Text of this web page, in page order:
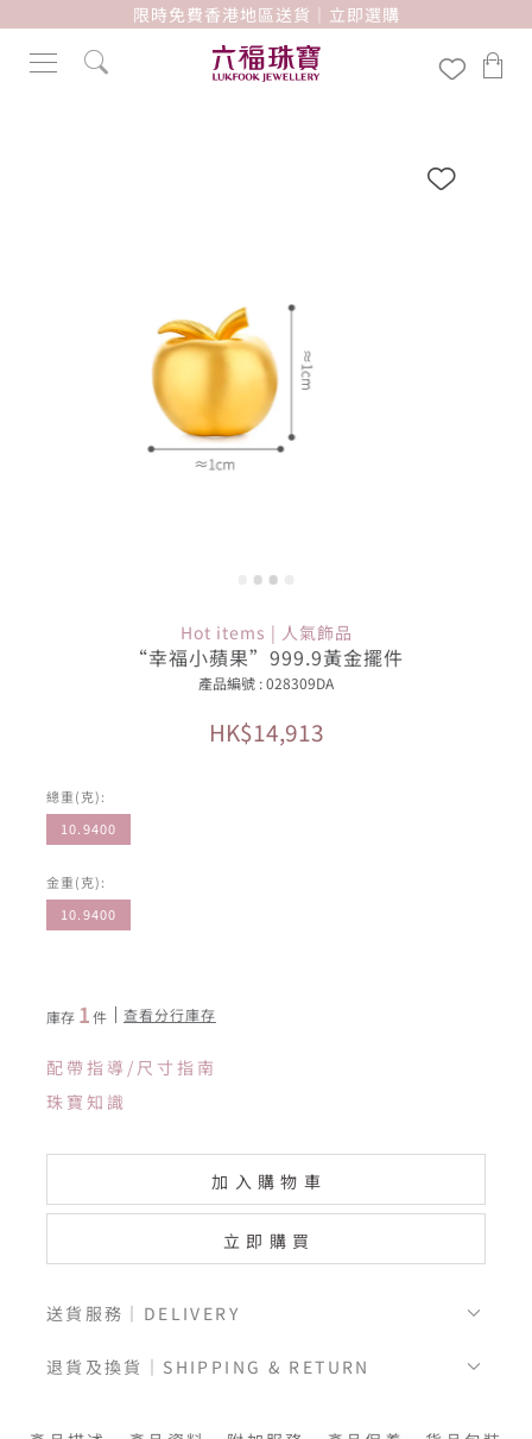
限時免費香港地區送貨｜立即選購
Hot items | 人氣飾品
“幸福小蘋果”999.9黃金擺件
產品編號 : 028309DA
HK$14,913
總重(克):
10.9400
金重(克):
10.9400
庫存 1件 查看分行庫存
配帶指導/尺寸指南
珠寶知識
加入購物車
立即購買
送貨服務｜DELIVERY
退貨及換貨｜SHIPPING & RETURN